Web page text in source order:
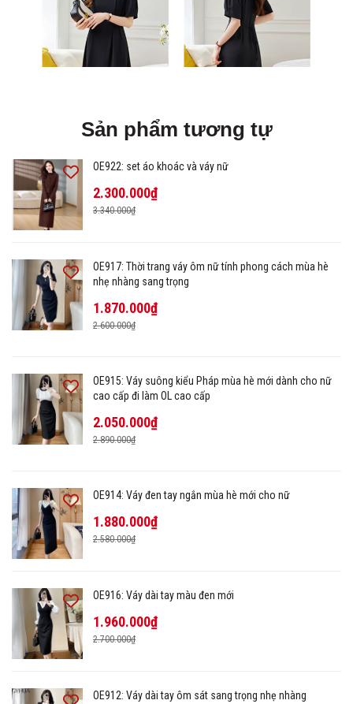
Sản phẩm tương tự
OE922: set áo khoác và váy nữ
2.300.000₫
3.340.000₫
OE917: Thời trang váy ôm nữ tính phong cách mùa hè
nhẹ nhàng sang trọng
1.870.000₫
2.600.000₫
OE915: Váy suông kiểu Pháp mùa hè mới dành cho nữ
cao cấp đi làm OL cao cấp
2.050.000₫
2.890.000₫
OE914: Váy đen tay ngắn mùa hè mới cho nữ
1.880.000₫
2.580.000₫
OE916: Váy dài tay màu đen mới
1.960.000₫
2.700.000₫
OE912: Váy dài tay ôm sát sang trọng nhẹ nhàng